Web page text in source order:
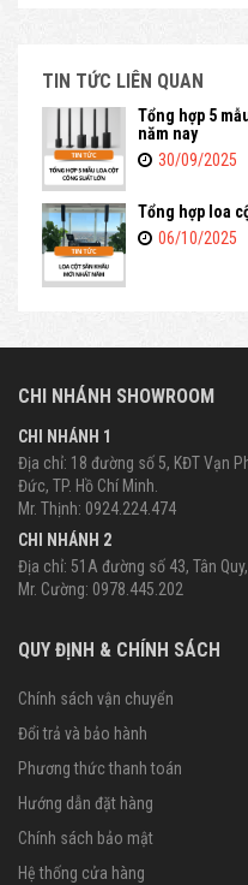
là nhiều driver được xếp
trường âm rộng và rất
đứng xa vẫn rõ ràng. Đây
biệt là chủ quán café,
họ không muốn khách
thanh vào tai, nhưng
Loa cột JBL thiết kế
Với người dùng gia đình,
gàng. Chỉ cần đặt cạnh
loa đã gần như hòa vào
tích khiêm tốn.
2. Vì sao loa cột
mẽ?
Điểm khiến nhiều người
nằm ở thương hiệu mà
TIN TỨC LIÊN QUAN
Tổng hợp 5
năm nay
30/09/2025
Tổng hợp loa
06/10/2025
CHI NHÁNH SHOWROOM
CHI NHÁNH 1
Địa chỉ: 18 đường số 5, KĐT Vạn
Đức, TP. Hồ Chí Minh.
Mr. Thịnh: 0924.224.474
CHI NHÁNH 2
Địa chỉ: 51A đường số 43, Tân
Mr. Cường: 0978.445.202
QUY ĐỊNH & CHÍNH SÁCH
Chính sách vận chuyển
Đổi trả và bảo hành
Phương thức thanh toán
Hướng dẫn đặt hàng
Chính sách bảo mật
Hệ thống cửa hàng